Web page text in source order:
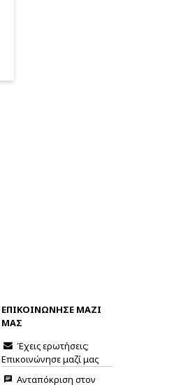
ΕΠΙΚΟΙΝΩΝΗΣΕ ΜΑΖΙ
ΜΑΣ
Έχεις ερωτήσεις;
Επικοινώνησε μαζί μας
Ανταπόκριση στον